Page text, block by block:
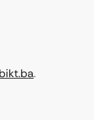
bikt.ba.